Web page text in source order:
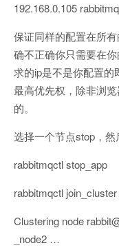
192.168.0.105
保证同样的配置在所
确不正确你只需要在
求的ip是不是你配置
最高优先权，除非浏
的。
选择一个节点stop，然
rabbitmqctl stop_app
rabbitmqctl
Clustering node
_node2 …